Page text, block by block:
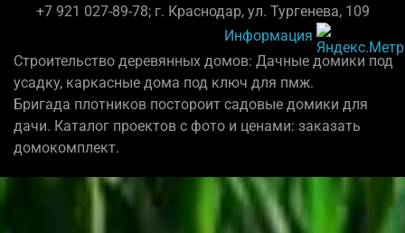
+7 921 027-89-78; г. Краснодар, ул. Тургенева, 109
Информация
Строительство деревянных домов: Дачные домики под
усадку, каркасные дома под ключ для пмж.
Бригада плотников постороит садовые домики для
дачи. Каталог проектов с фото и ценами: заказать
домокомплект.